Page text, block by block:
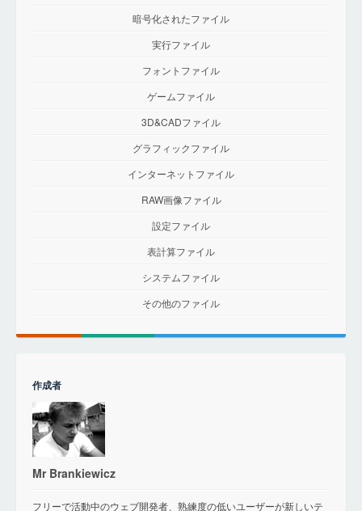
暗号化されたファイル
実行ファイル
フォントファイル
ゲームファイル
3D&CADファイル
グラフィックファイル
インターネットファイル
RAW画像ファイル
設定ファイル
表計算ファイル
システムファイル
その他のファイル
作成者
Mr Brankiewicz
フリーで活動中のウェブ開発者、熟練度の低いユーザーが新しいテ